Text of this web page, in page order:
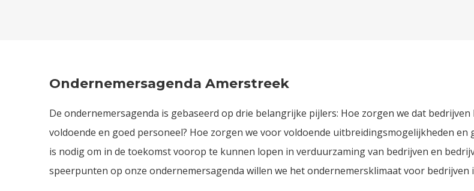
Ondernemersagenda Amerstreek
De ondernemersagenda is gebaseerd op drie belangrijke pijlers: Hoe zorgen we dat
voldoende en goed personeel? Hoe zorgen we voor voldoende uitbreidingsmogelijkheden en
is nodig om in de toekomst voorop te kunnen lopen in verduurzaming van bedrijven en
speerpunten op onze ondernemersagenda willen we het ondernemersklimaat voor bedrijven